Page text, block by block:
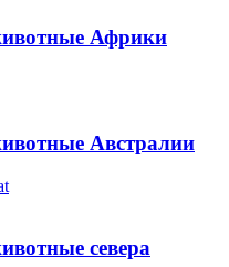
Африки
Австралии
севера